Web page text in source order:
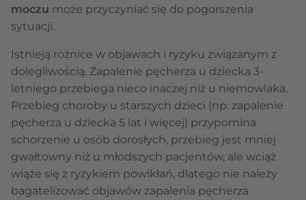
moczu może przyczyniać się do pogorszenia
sytuacji.
Istnieją różnice w objawach i ryzyku związanym z
dolegliwością. Zapalenie pęcherza u dziecka 3-
letniego przebiega nieco inaczej niż u niemowlaka.
Przebieg choroby u starszych dzieci (np. zapalenie
pęcherza u dziecka 5 lat i więcej) przypomina
schorzenie u osób dorosłych, przebieg jest mniej
gwałtowny niż u młodszych pacjentów, ale wciąż
wiąże się z ryzykiem powikłań, dlatego nie należy
bagatelizować objawów zapalenia pęcherza